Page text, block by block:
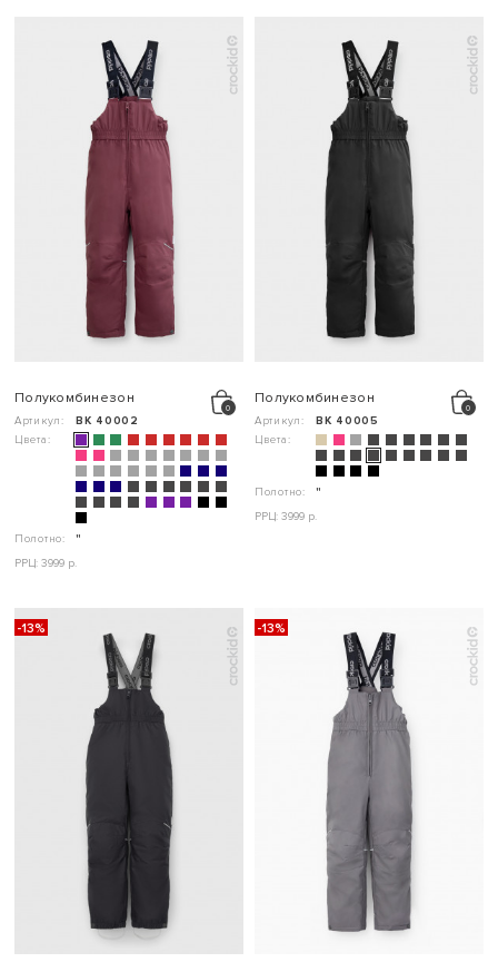
Полукомбинезон
Артикул:
ВК 40002
Цвета:
Полотно:
"
РРЦ: 3999 р.
Полукомбинезон
Артикул:
ВК 40005
Цвета:
Полотно:
"
РРЦ: 3999 р.
-13% -13%